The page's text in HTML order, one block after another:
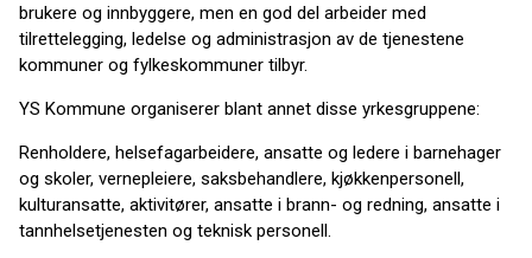
brukere og innbyggere, men en god del arbeider med
tilrettelegging, ledelse og administrasjon av de tjenestene
kommuner og fylkeskommuner tilbyr.
YS Kommune organiserer blant annet disse yrkesgruppene:
Renholdere, helsefagarbeidere, ansatte og ledere i barnehager
og skoler, vernepleiere, saksbehandlere, kjøkkenpersonell,
kulturansatte, aktivitører, ansatte i brann- og redning, ansatte i
tannhelsetjenesten og teknisk personell.